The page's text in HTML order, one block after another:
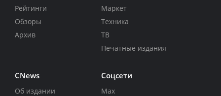
Рейтинги
Обзоры
Архив
Маркет
Техника
ТВ
Печатные издания
CNews
Об издании
Соцсети
Max